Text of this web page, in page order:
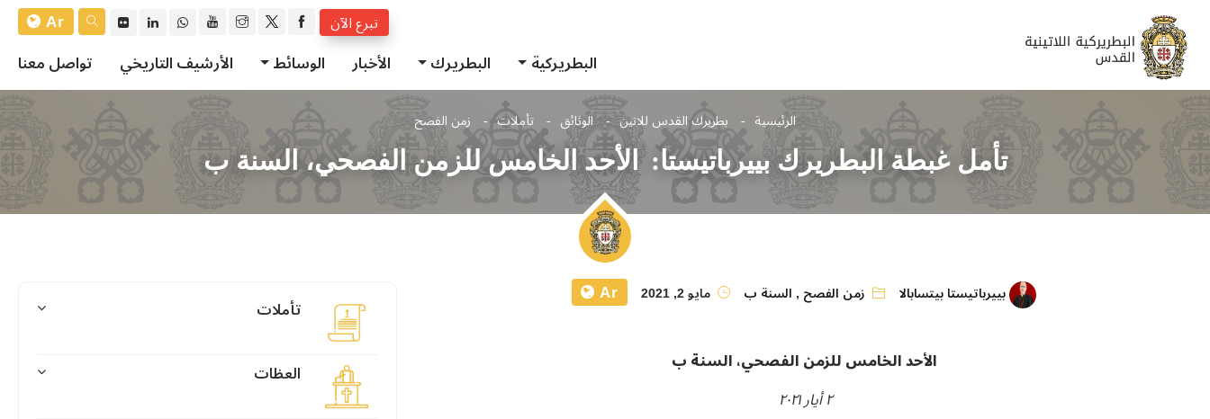
تبرع الآن
Ar
البطريركية
البطريرك الأخبار الوسائط الأرشيف التاريخي تواصل معنا
الرئيسية بطريرك القدس للاتين الوثائق تأملات زمن الفصح
تأمل غبطة البطريرك بييرباتيستا: الأحد الخامس للزمن الفصحي، السنة ب
بييرباتيستا بيتسابالا زمن الفصح , السنة ب مايو 2, 2021 Ar
الأحد الخامس للزمن الفصحي، السنة ب
٢ أيار ٢٠٢١
تأملات
العظات